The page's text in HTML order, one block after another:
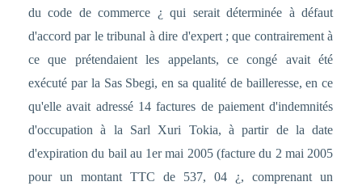
du code de commerce ¿ qui serait déterminée à défaut
d'accord par le tribunal à dire d'expert ; que contrairement à
ce que prétendaient les appelants, ce congé avait été
exécuté par la Sas Sbegi, en sa qualité de bailleresse, en ce
qu'elle avait adressé 14 factures de paiement d'indemnités
d'occupation à la Sarl Xuri Tokia, à partir de la date
d'expiration du bail au 1er mai 2005 (facture du 2 mai 2005
pour un montant TTC de 537, 04 ¿, comprenant un